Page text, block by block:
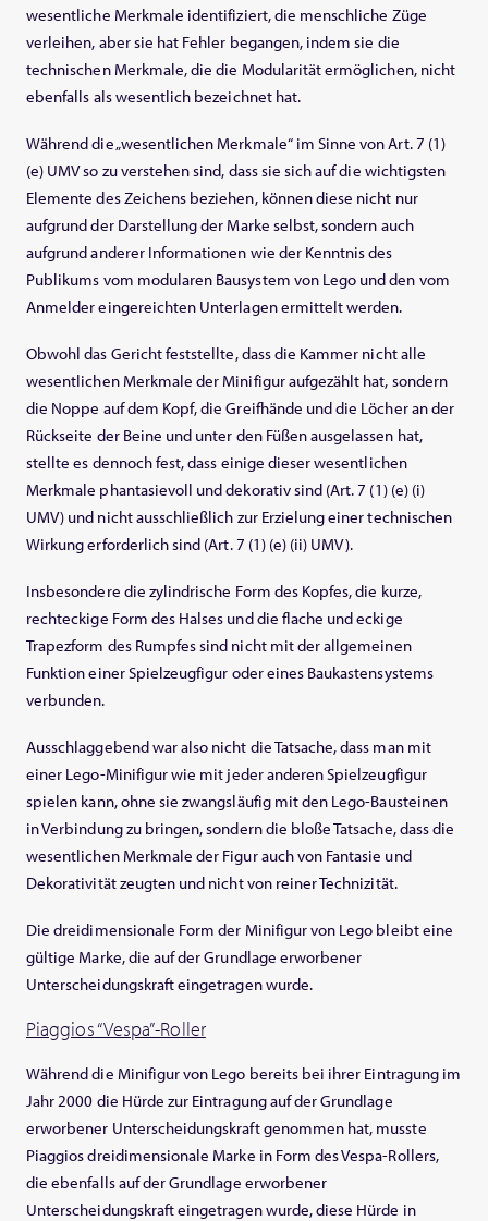
wesentliche Merkmale identifiziert, die menschliche Züge
verleihen, aber sie hat Fehler begangen, indem sie die
technischen Merkmale, die die Modularität ermöglichen, nicht
ebenfalls als wesentlich bezeichnet hat.
Während die „wesentlichen Merkmale“ im Sinne von Art. 7 (1)
(e) UMV so zu verstehen sind, dass sie sich auf die wichtigsten
Elemente des Zeichens beziehen, können diese nicht nur
aufgrund der Darstellung der Marke selbst, sondern auch
aufgrund anderer Informationen wie der Kenntnis des
Publikums vom modularen Bausystem von Lego und den vom
Anmelder eingereichten Unterlagen ermittelt werden.
Obwohl das Gericht feststellte, dass die Kammer nicht alle
wesentlichen Merkmale der Minifigur aufgezählt hat, sondern
die Noppe auf dem Kopf, die Greifhände und die Löcher an der
Rückseite der Beine und unter den Füßen ausgelassen hat,
stellte es dennoch fest, dass einige dieser wesentlichen
Merkmale phantasievoll und dekorativ sind (Art. 7 (1) (e) (i)
UMV) und nicht ausschließlich zur Erzielung einer technischen
Wirkung erforderlich sind (Art. 7 (1) (e) (ii) UMV).
Insbesondere die zylindrische Form des Kopfes, die kurze,
rechteckige Form des Halses und die flache und eckige
Trapezform des Rumpfes sind nicht mit der allgemeinen
Funktion einer Spielzeugfigur oder eines Baukastensystems
verbunden.
Ausschlaggebend war also nicht die Tatsache, dass man mit
einer Lego-Minifigur wie mit jeder anderen Spielzeugfigur
spielen kann, ohne sie zwangsläufig mit den Lego-Bausteinen
in Verbindung zu bringen, sondern die bloße Tatsache, dass die
wesentlichen Merkmale der Figur auch von Fantasie und
Dekorativität zeugten und nicht von reiner Technizität.
Die dreidimensionale Form der Minifigur von Lego bleibt eine
gültige Marke, die auf der Grundlage erworbener
Unterscheidungskraft eingetragen wurde.
Piaggios “Vespa”-Roller
Während die Minifigur von Lego bereits bei ihrer Eintragung im
Jahr 2000 die Hürde zur Eintragung auf der Grundlage
erworbener Unterscheidungskraft genommen hat, musste
Piaggios dreidimensionale Marke in Form des Vespa-Rollers,
die ebenfalls auf der Grundlage erworbener
Unterscheidungskraft eingetragen wurde, diese Hürde in